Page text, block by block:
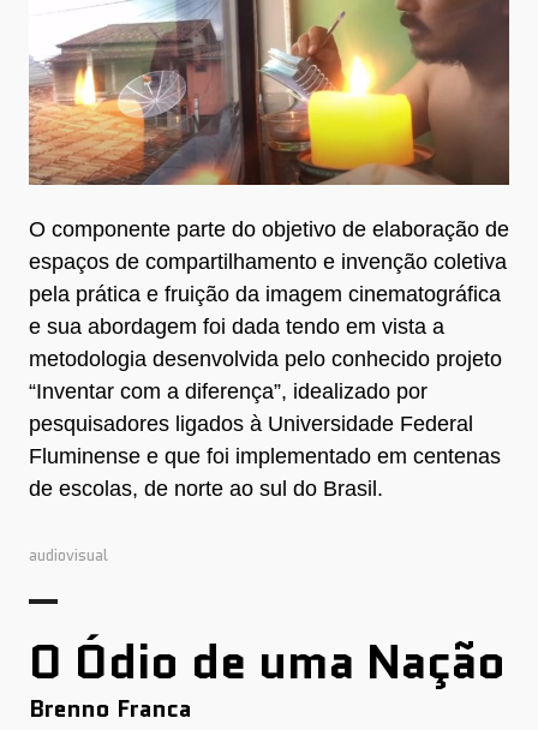
O componente parte do objetivo de elaboração de
espaços de compartilhamento e invenção coletiva
pela prática e fruição da imagem cinematográfica
e sua abordagem foi dada tendo em vista a
metodologia desenvolvida pelo conhecido projeto
“Inventar com a diferença”, idealizado por
pesquisadores ligados à Universidade Federal
Fluminense e que foi implementado em centenas
de escolas, de norte ao sul do Brasil.
audiovisual
O Ódio de uma Nação
Brenno Franca